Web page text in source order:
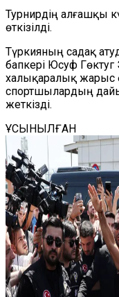
Турнирдің алғашқы
өткізілді.
Түркияның садақ
бапкері Юсуф
халықаралық жарыс
спортшылардың
жеткізді.
ҰСЫНЫЛҒАН